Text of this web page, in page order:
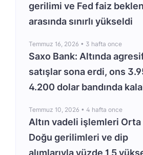
gerilimi ve Fed faiz
arasında sınırlı yükseldi
Temmuz 16, 2026 • 3 hafta once
Saxo Bank: Altında
satışlar sona erdi, ons
4.200 dolar bandında
Temmuz 10, 2026 • 4 hafta once
Altın vadeli işlemleri Orta
Doğu gerilimleri ve dip
alımlarıyla yüzde 1,5